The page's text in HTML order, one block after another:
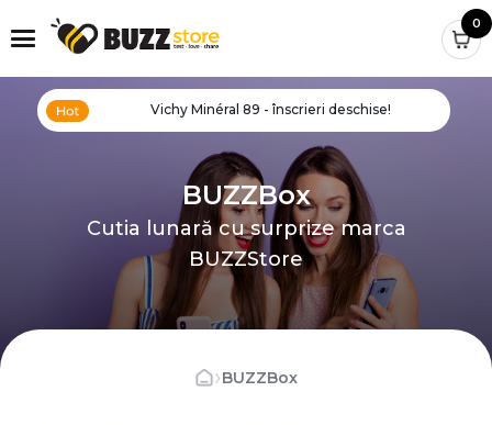
0
Vichy Minéral 89 - înscrieri deschise!
BUZZBox
Cutia lunară cu surprize marca
BUZZStore
›BUZZBox